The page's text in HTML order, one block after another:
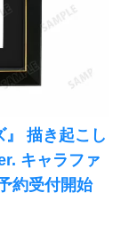
描き起こし
キャラファ
約受付開始